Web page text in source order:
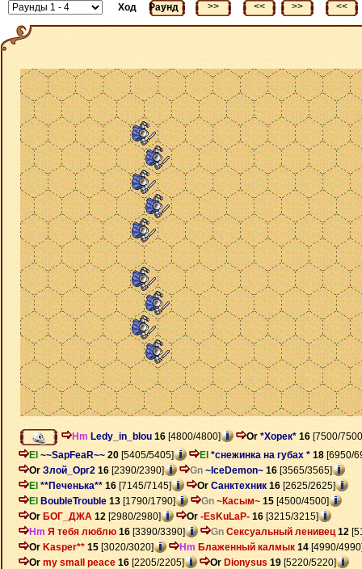
<< >> <<
Ход >> <<
Раунд
Hm Ledy_in_blou 16 [4800/4800] Or *Хорек* 16 [7500/
El ~~SapFeaR~~ 20 [5405/5405] El *снежинка на губах * 18 [6950/
Or Злой_Орг2 16 [2390/2390] Gn ~IceDemon~ 16 [3565/3565]
El **Печенька** 16 [7145/7145] Or Санктехник 16 [2625/2625]
El BoubleTrouble 13 [1790/1790] Gn ~Касым~ 15 [4500/4500]
Or БОГ_ДЖА 12 [2980/2980] Or -EsKuLaP- 16 [3215/3215]
Hm Я тебя люблю 16 [3390/3390] Gn Сексуальный ленивец 12
Or Kasper** 15 [3020/3020] Hm Блаженный калмык 14 [4990/
Or my small peace 16 [2205/2205] Or Dionysus 19 [5220/5220]